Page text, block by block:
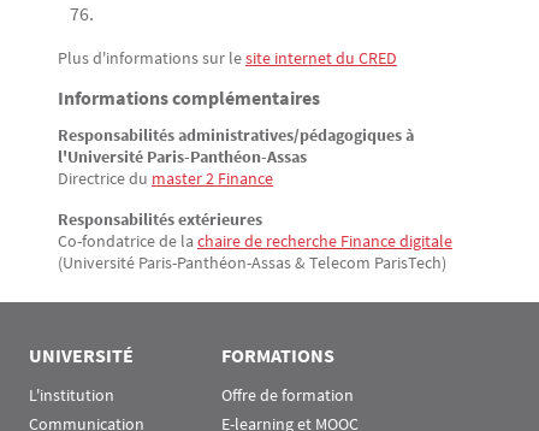
76.
Plus d'informations sur lesite internet du CRED
Informations complémentaires
Responsabilités administratives/pédagogiques à
l'Université Paris-Panthéon-Assas
Directrice du master 2 Finance
Responsabilités extérieures
Co-fondatrice de la chaire de recherche Finance digitale
(Université Paris-Panthéon-Assas & Telecom ParisTech)
UNIVERSITÉ
L'institution
Communication
FORMATIONS
Offre de formation
E-learning et MOOC